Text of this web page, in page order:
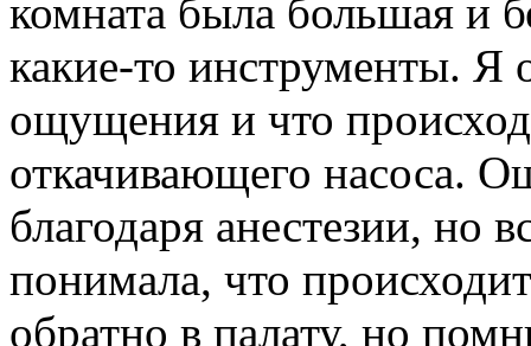
комната была большая и
какие-то инструменты.
ощущения и что
откачивающего насоса.
благодаря анестезии, но
понимала, что
обратно в палату, но